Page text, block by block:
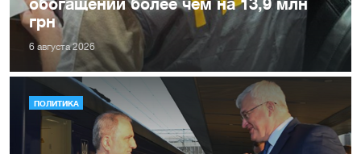
грн
6 августа 2026
ПОЛИТИКА